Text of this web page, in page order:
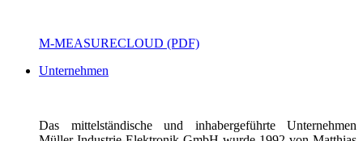
M-MEASURECLOUD (PDF)
Unternehmen
Das mittelständische und inhabergeführte Unternehmen